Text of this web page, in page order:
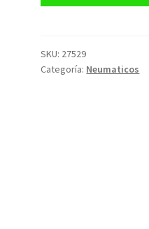
SKU: 27529
Categoría: Neumaticos